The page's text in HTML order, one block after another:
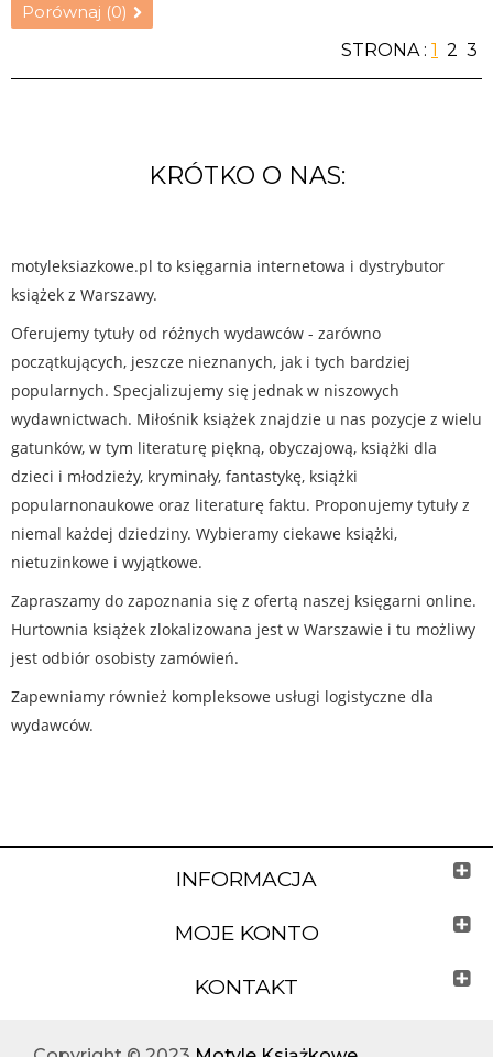
Porównaj (0)
STRONA : 1 2 3
KRÓTKO O NAS:
motyleksiazkowe.pl to księgarnia internetowa i dystrybutor
książek z Warszawy.
Oferujemy tytuły od różnych wydawców - zarówno
początkujących, jeszcze nieznanych, jak i tych bardziej
popularnych. Specjalizujemy się jednak w niszowych
wydawnictwach. Miłośnik książek znajdzie u nas pozycje z wielu
gatunków, w tym literaturę piękną, obyczajową, książki dla
dzieci i młodzieży, kryminały, fantastykę, książki
popularnonaukowe oraz literaturę faktu. Proponujemy tytuły z
niemal każdej dziedziny. Wybieramy ciekawe książki,
nietuzinkowe i wyjątkowe.
Zapraszamy do zapoznania się z ofertą naszej księgarni online.
Hurtownia książek zlokalizowana jest w Warszawie i tu możliwy
jest odbiór osobisty zamówień.
Zapewniamy również kompleksowe usługi logistyczne dla
wydawców.
INFORMACJA
MOJE KONTO
KONTAKT